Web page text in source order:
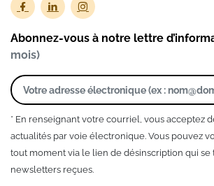
Abonnez-vous à notre lettre
mois)
* En renseignant votre courriel, vous acceptez
actualités par voie électronique. Vous pouvez
tout moment via le lien de désinscription qui se
newsletters reçues.